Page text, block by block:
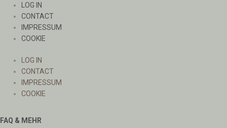
LOG IN
CONTACT
IMPRESSUM
COOKIE
LOG IN
CONTACT
IMPRESSUM
COOKIE
FAQ & MEHR